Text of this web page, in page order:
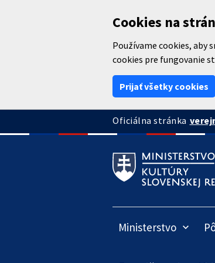
Cookies na
Používame cookies, aby
cookies pre fungovanie
Prijať všetky cookies
Oficiálna stránka
Ministerstvo keyboard_arrow_down